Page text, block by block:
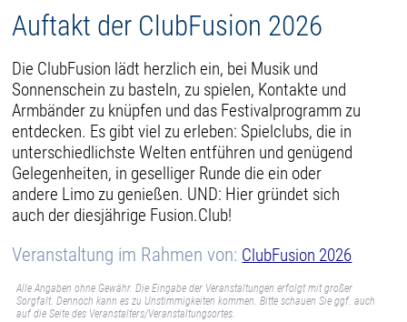
Auftakt der ClubFusion 2026
Die ClubFusion lädt herzlich ein, bei Musik und
Sonnenschein zu basteln, zu spielen, Kontakte und
Armbänder zu knüpfen und das Festivalprogramm zu
entdecken. Es gibt viel zu erleben: Spielclubs, die in
unterschiedlichste Welten entführen und genügend
Gelegenheiten, in geselliger Runde die ein oder
andere Limo zu genießen. UND: Hier gründet sich
auch der diesjährige Fusion.Club!
Veranstaltung im Rahmen von: ClubFusion 2026
Alle Angaben ohne Gewähr. Die Eingabe der Veranstaltungen erfolgt mit großer
Sorgfalt. Dennoch kann es zu Unstimmigkeiten kommen. Bitte schauen Sie ggf. auch
auf die Seite des Veranstalters/Veranstaltungsortes.